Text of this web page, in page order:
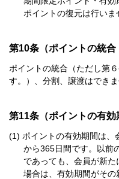
ポイントの復元は行いま
第10条（ポイントの統合
ポイントの統合（ただし第
す。）、分割、譲渡はできま
第11条（ポイントの有効
ポイントの有効期間は、
から365日間です。以前
であっても、会員が新
場合は、有効期間がそ